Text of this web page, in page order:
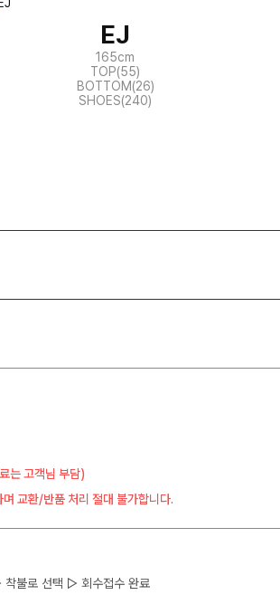
EJ
165cm
TOP(55)
BOTTOM(26)
SHOES(240)
는 고객님 부담)
교환/반품 처리 절대 불가합니다.
불로 선택 ▷ 회수접수 완료